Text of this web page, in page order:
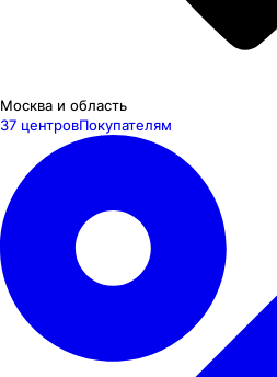
Москва и область
37 центровПокупателям